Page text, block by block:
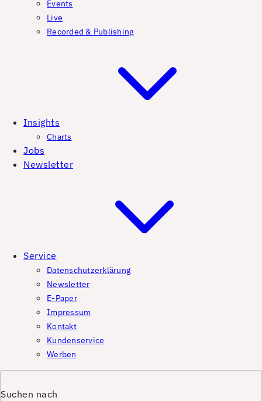
Events
Live
Recorded & Publishing
Insights
Charts
Jobs
Newsletter
Service
Datenschutzerklärung
Newsletter
E-Paper
Impressum
Kontakt
Kundenservice
Werben
Suchen nach